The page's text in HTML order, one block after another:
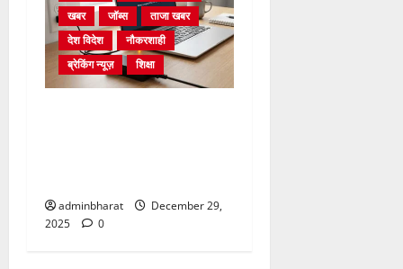
खबर
जॉब्स
ताजा खबर
देश विदेश
नौकरशाही
ब्रेकिंग न्यूज़
शिक्षा
adminbharat
December 29,
2025
0